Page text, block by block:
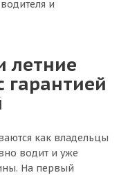
и
летние
гарантией
как владельцы
водит и уже
На первый